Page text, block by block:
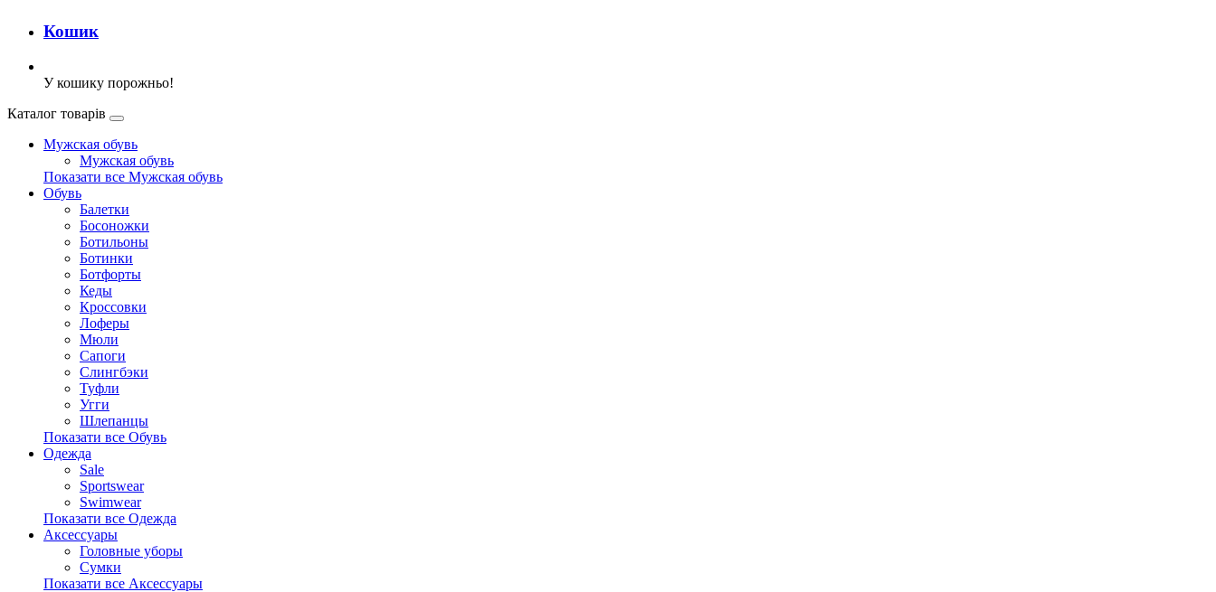
Кошик
У кошику порожньо!
Каталог товарів
Мужская обувь
Мужская обувь
Показати все Мужская обувь
Обувь
Балетки
Босоножки
Ботильоны
Ботинки
Ботфорты
Кеды
Кроссовки
Лоферы
Мюли
Сапоги
Слингбэки
Туфли
Угги
Шлепанцы
Показати все Обувь
Одежда
Sale
Sportswear
Swimwear
Показати все Одежда
Аксессуары
Головные уборы
Сумки
Показати все Аксессуары